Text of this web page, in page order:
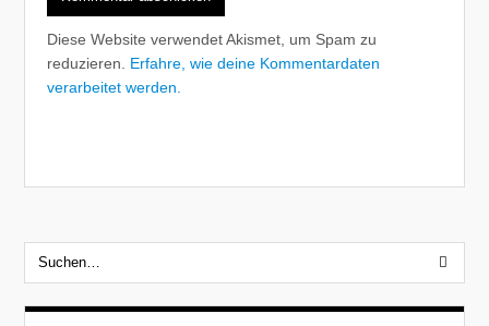
Diese Website verwendet Akismet, um Spam zu
reduzieren. Erfahre, wie deine Kommentardaten
verarbeitet werden.